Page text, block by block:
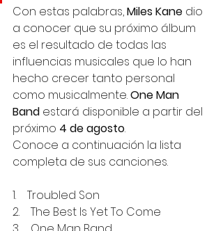
Con estas palabras, Miles Kane dio
a conocer que su próximo álbum
es el resultado de todas las
influencias musicales que lo han
hecho crecer tanto personal
como musicalmente. One Man
Band estará disponible a partir del
próximo 4 de agosto.
Conoce a continuación la lista
completa de sus canciones.
1.    Troubled Son
2.    The Best Is Yet To Come